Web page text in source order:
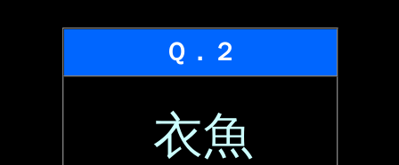
Ｑ．２
衣魚